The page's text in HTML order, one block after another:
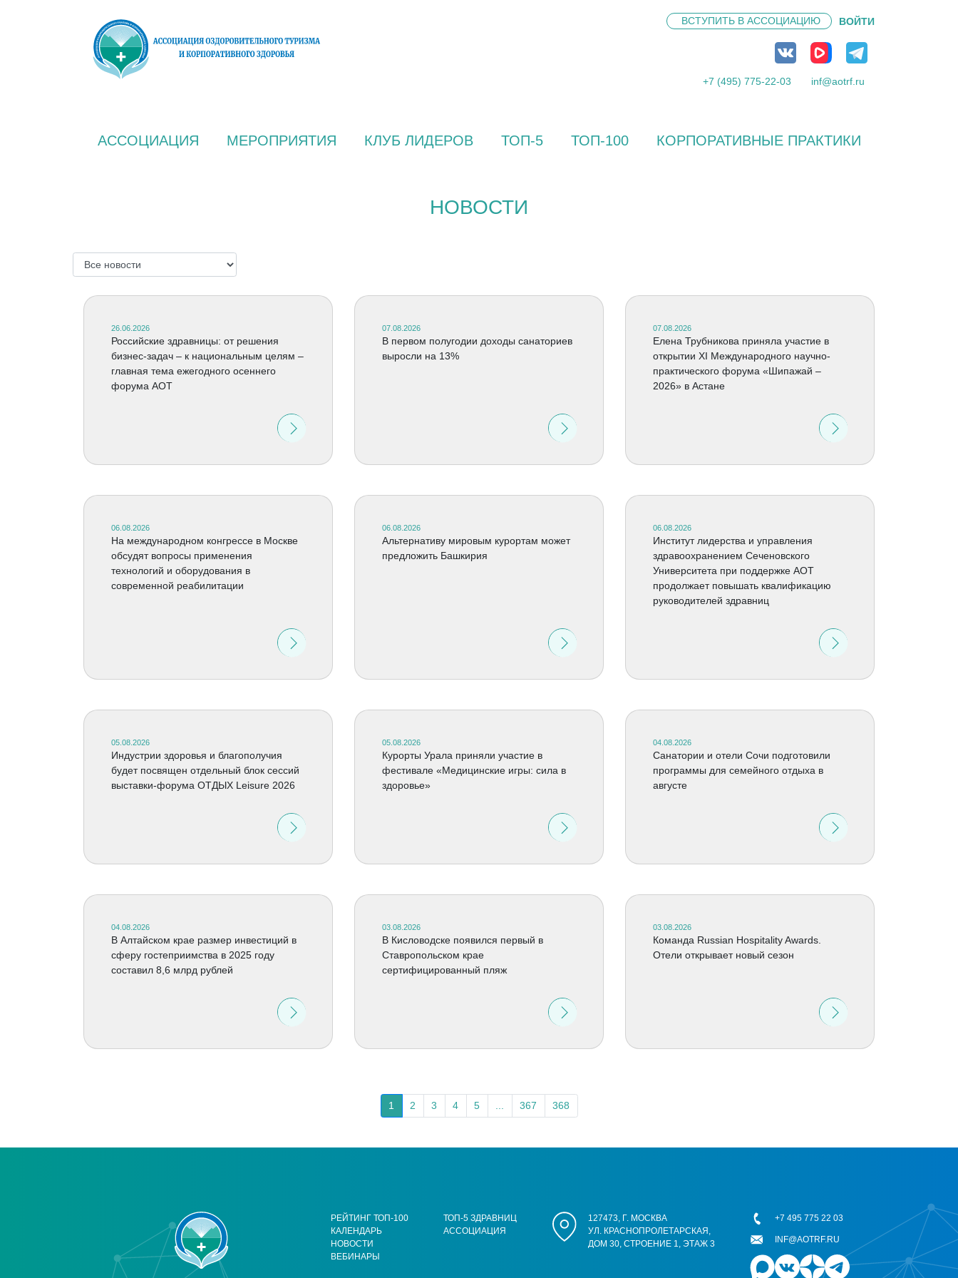
ВСТУПИТЬ В АССОЦИАЦИЮ ВОЙТИ
+7 (495) 775-22-03 inf@aotrf.ru
АССОЦИАЦИЯ МЕРОПРИЯТИЯ КЛУБ ЛИДЕРОВ ТОП-5 ТОП-100 КОРПОРАТИВНЫЕ ПРАКТИКИ
НОВОСТИ
26.06.2026
Российские здравницы: от решения
бизнес-задач – к национальным целям –
главная тема ежегодного осеннего
форума АОТ
07.08.2026
В первом полугодии доходы санаториев
выросли на 13%
07.08.2026
Елена Трубникова приняла участие в
открытии XI Международного научно-
практического форума «Шипажай –
2026» в Астане
06.08.2026
На международном конгрессе в Москве
обсудят вопросы применения
технологий и оборудования в
современной реабилитации
06.08.2026
Альтернативу мировым курортам может
предложить Башкирия
06.08.2026
Институт лидерства и управления
здравоохранением Сеченовского
Университета при поддержке АОТ
продолжает повышать квалификацию
руководителей здравниц
05.08.2026
Индустрии здоровья и благополучия
будет посвящен отдельный блок сессий
выставки-форума ОТДЫХ Leisure 2026
05.08.2026
Курорты Урала приняли участие в
фестивале «Медицинские игры: сила в
здоровье»
04.08.2026
Санатории и отели Сочи подготовили
программы для семейного отдыха в
августе
04.08.2026
В Алтайском крае размер инвестиций в
сферу гостеприимства в 2025 году
составил 8,6 млрд рублей
03.08.2026
В Кисловодске появился первый в
Ставропольском крае
сертифицированный пляж
03.08.2026
Команда Russian Hospitality Awards.
Отели открывает новый сезон
1 2 3 4 5 367 368
РЕЙТИНГ ТОП-100
КАЛЕНДАРЬ
НОВОСТИ
ВЕБИНАРЫ
ТОП-5 ЗДРАВНИЦ
АССОЦИАЦИЯ
127473, Г. МОСКВА
УЛ. КРАСНОПРОЛЕТАРСКАЯ,
ДОМ 30, СТРОЕНИЕ 1, ЭТАЖ 3
+7 495 775 22 03
INF@AOTRF.RU